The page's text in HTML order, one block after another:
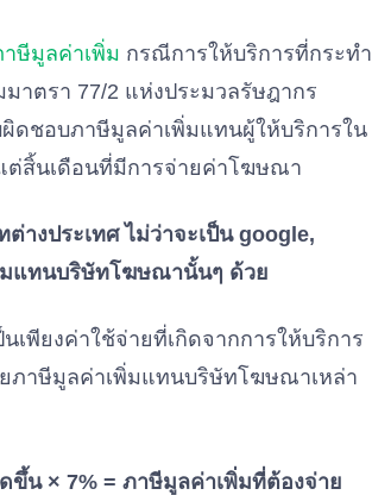
าษีมูลค่าเพิ่ม กรณีการให้บริการที่กระทำ
าตรา 77/2 แห่งประมวลรัษฎากร
ดชอบภาษีมูลค่าเพิ่มแทนผู้ให้บริการใน
ต่สิ้นเดือนที่มีการจ่ายค่าโฆษณา
งประเทศ ไม่ว่าจะเป็น google,
แทนบริษัทโฆษณานั้นๆ ด้วย
พียงค่าใช้จ่ายที่เกิดจากการให้บริการ
ภาษีมูลค่าเพิ่มแทนบริษัทโฆษณาเหล่า
ขึ้น × 7% = ภาษีมูลค่าเพิ่มที่ต้องจ่าย